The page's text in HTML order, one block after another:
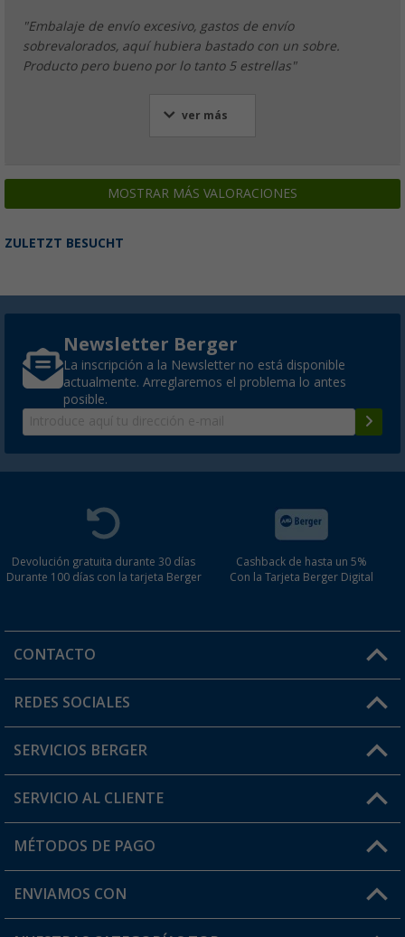
"Embalaje de envío excesivo, gastos de envío
sobrevalorados, aquí hubiera bastado con un sobre.
Producto pero bueno por lo tanto 5 estrellas"
ver más
MOSTRAR MÁS VALORACIONES
ZULETZT BESUCHT
Newsletter Berger
La inscripción a la Newsletter no está disponible
actualmente. Arreglaremos el problema lo antes
posible.
Devolución gratuita durante 30 días
Durante 100 días con la tarjeta Berger
Cashback de hasta un 5%
Con la Tarjeta Berger Digital
CONTACTO
Horario de atención al cliente:
¿Tienes alguna duda?
REDES SOCIALES
SERVICIOS BERGER
Conviértete en distribuidor
Mi cuenta
Tarjeta Berger Digital
SERVICIO AL CLIENTE
FAQ y Contacto
Información de envío
MÉTODOS DE PAGO
ENVIAMOS CON